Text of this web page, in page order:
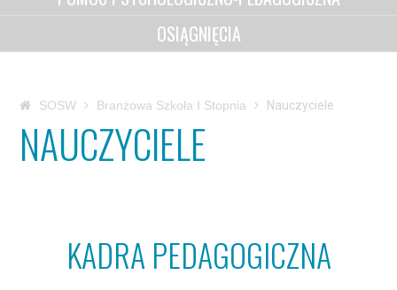
OSIĄGNIĘCIA
SOSW Branżowa Szkoła I Stopnia Nauczyciele
NAUCZYCIELE
KADRA PEDAGOGICZNA